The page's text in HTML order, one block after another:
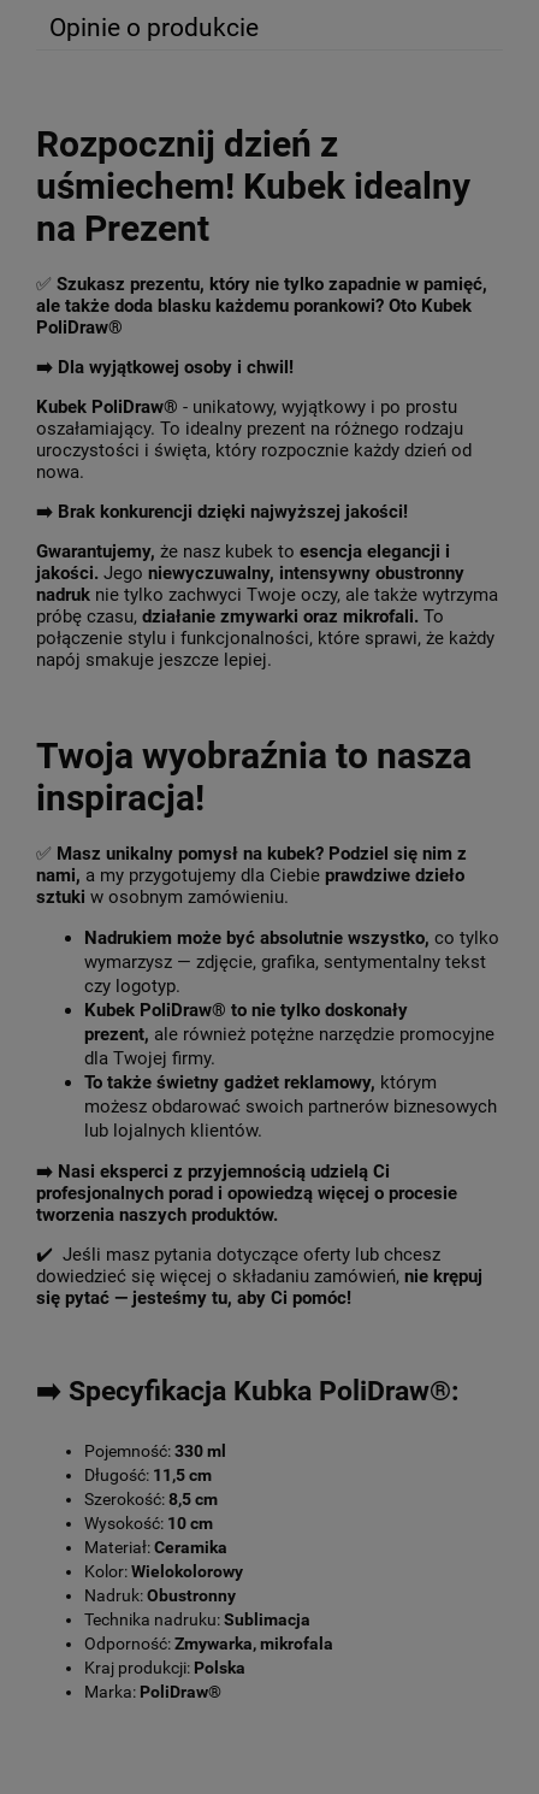
Opinie o produkcie
Rozpocznij dzień z
uśmiechem! Kubek idealny
na Prezent
✅ Szukasz prezentu, który nie tylko zapadnie w pamięć,
ale także doda blasku każdemu porankowi? Oto Kubek
PoliDraw®
➡️ Dla wyjątkowej osoby i chwil!
Kubek PoliDraw® - unikatowy, wyjątkowy i po prostu
oszałamiający. To idealny prezent na różnego rodzaju
uroczystości i święta, który rozpocznie każdy dzień od
nowa.
➡️ Brak konkurencji dzięki najwyższej jakości!
Gwarantujemy, że nasz kubek to esencja elegancji i
jakości. Jego niewyczuwalny, intensywny obustronny
nadruk nie tylko zachwyci Twoje oczy, ale także wytrzyma
próbę czasu, działanie zmywarki oraz mikrofali. To
połączenie stylu i funkcjonalności, które sprawi, że każdy
napój smakuje jeszcze lepiej.
Twoja wyobraźnia to nasza
inspiracja!
✅ Masz unikalny pomysł na kubek? Podziel się nim z
nami, a my przygotujemy dla Ciebie prawdziwe dzieło
sztuki w osobnym zamówieniu.
Nadrukiem może być absolutnie wszystko, co tylko
wymarzysz — zdjęcie, grafika, sentymentalny tekst
czy logotyp.
Kubek PoliDraw® to nie tylko doskonały
prezent, ale również potężne narzędzie promocyjne
dla Twojej firmy.
To także świetny gadżet reklamowy, którym
możesz obdarować swoich partnerów biznesowych
lub lojalnych klientów.
➡️ Nasi eksperci z przyjemnością udzielą Ci
profesjonalnych porad i opowiedzą więcej o procesie
tworzenia naszych produktów.
✔️ Jeśli masz pytania dotyczące oferty lub chcesz
dowiedzieć się więcej o składaniu zamówień, nie krępuj
się pytać — jesteśmy tu, aby Ci pomóc!
➡️ Specyfikacja Kubka PoliDraw®:
Pojemność:330 ml
Długość: 11,5 cm
Szerokość:8,5 cm
Wysokość: 10 cm
Materiał:Ceramika
Kolor:Wielokolorowy
Nadruk:Obustronny
Technika nadruku:Sublimacja
Odporność:Zmywarka, mikrofala
Kraj produkcji: Polska
Marka: PoliDraw®